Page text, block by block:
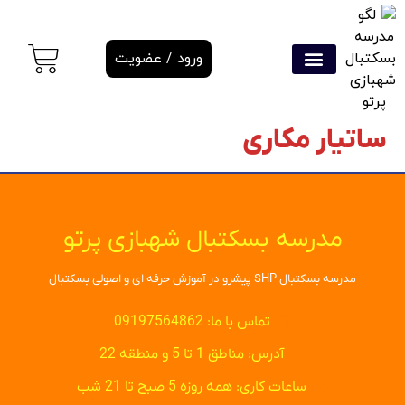
ورود / عضویت
ساتیار مکاری
مدرسه بسکتبال شهبازی پرتو
مدرسه بسکتبال SHP پیشرو در آموزش حرفه ای و اصولی بسکتبال
تماس با ما: 09197564862
آدرس: مناطق 1 تا 5 و منطقه 22
ساعات کاری: همه روزه 5 صبح تا 21 شب